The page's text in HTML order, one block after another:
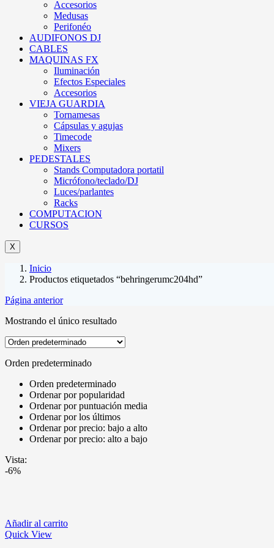
Accesorios
Medusas
Perifonéo
AUDIFONOS DJ
CABLES
MAQUINAS FX
Iluminación
Efectos Especiales
Accesorios
VIEJA GUARDIA
Tornamesas
Cápsulas y agujas
Timecode
Mixers
PEDESTALES
Stands Computadora portatil
Micrófono/teclado/DJ
Luces/parlantes
Racks
COMPUTACION
CURSOS
X
Inicio
Productos etiquetados “behringerumc204hd”
Página anterior
Mostrando el único resultado
Orden predeterminado
Orden predeterminado
Ordenar por popularidad
Ordenar por puntuación media
Ordenar por los últimos
Ordenar por precio: bajo a alto
Ordenar por precio: alto a bajo
Vista:
-6%
Añadir al carrito
Quick View